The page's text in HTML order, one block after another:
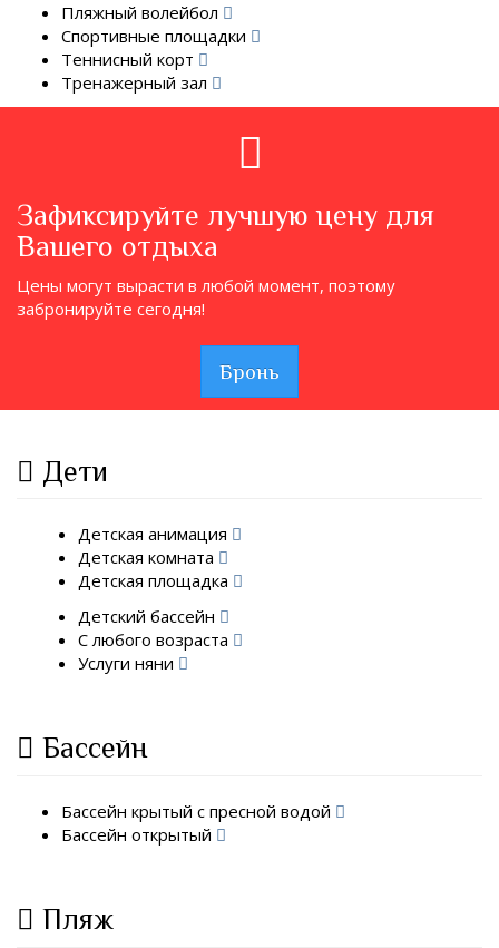
Пляжный волейбол
Спортивные площадки
Теннисный корт
Тренажерный зал
Зафиксируйте лучшую цену для
Вашего отдыха
Цены могут вырасти в любой момент, поэтому
забронируйте сегодня!
Бронь
Дети
Детская анимация
Детская комната
Детская площадка
Детский бассейн
С любого возраста
Услуги няни
Бассейн
Бассейн крытый с пресной водой
Бассейн открытый
Пляж